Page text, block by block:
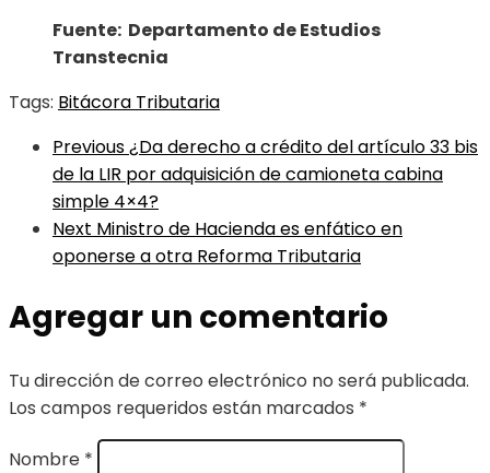
Fuente: Departamento de Estudios
Transtecnia
Tags: Bitácora Tributaria
Previous¿Da derecho a crédito del artículo 33 bis
de la LIR por adquisición de camioneta cabina
simple 4×4?
Next Ministro de Hacienda es enfático en
oponerse a otra Reforma Tributaria
Agregar un comentario
Tu dirección de correo electrónico no será publicada.
Los campos requeridos están marcados *
Nombre *